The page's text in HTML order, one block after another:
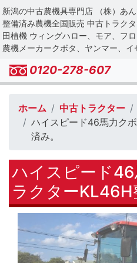
to
新潟の中古農機具専門店 （株）あん
整備済み農機全国販売 中古トラク
田植機 ウィングハロー、モア、フロ
農機メーカークボタ、ヤンマー、イ
0120-278-607
ホーム 中古トラクター
ハイスピード46馬力ク
済み。
ハイスピード46
ラクターKL46H